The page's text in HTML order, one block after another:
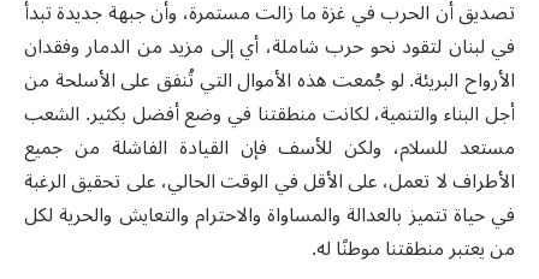
تصديق أن الحرب في غزة ما زالت مستمرة، وأن جبهة جديدة تبدأ
في لبنان لتقود نحو حرب شاملة، أي إلى مزيد من الدمار وفقدان
الأرواح البريئة. لو جُمعت هذه الأموال التي تُنفق على الأسلحة من
أجل البناء والتنمية، لكانت منطقتنا في وضع أفضل بكثير. الشعب
مستعد للسلام، ولكن للأسف فإن القيادة الفاشلة من جميع
الأطراف لا تعمل، على الأقل في الوقت الحالي، على تحقيق الرغبة
في حياة تتميز بالعدالة والمساواة والاحترام والتعايش والحرية لكل
من يعتبر منطقتنا موطنًا له.